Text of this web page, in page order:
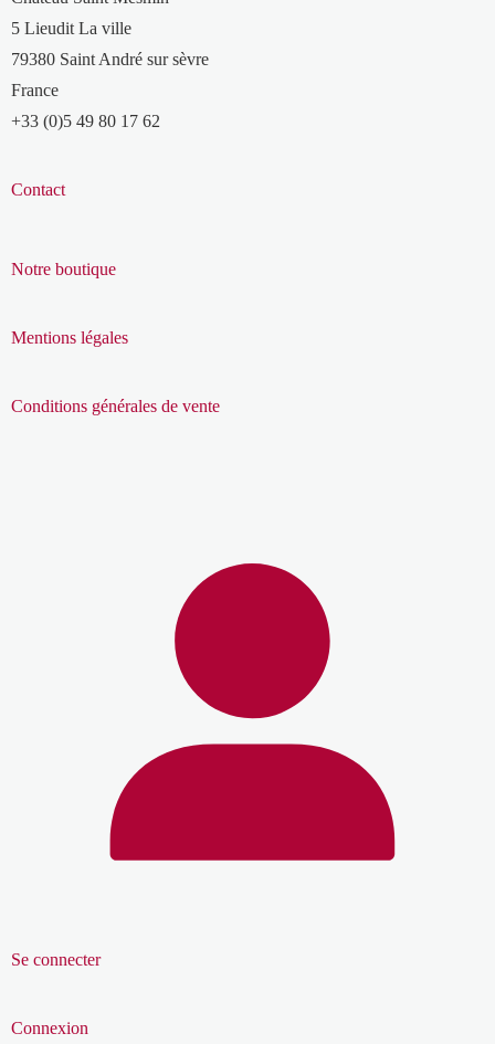
5 Lieudit La ville
79380 Saint André sur sèvre
France
+33 (0)5 49 80 17 62
Contact
Notre boutique
Mentions légales
Conditions générales de vente
Se connecter
Connexion